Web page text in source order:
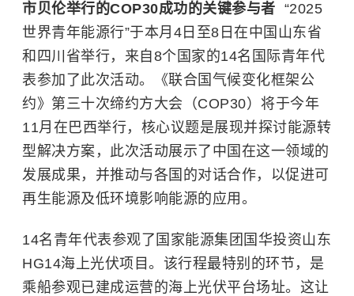
市贝伦举行的COP30成功的关键参与者 “2025
世界青年能源行”于本月4日至8日在中国山东省
和四川省举行，来自8个国家的14名国际青年代
表参加了此次活动。《联合国气候变化框架公
约》第三十次缔约方大会（COP30）将于今年
11月在巴西举行，核心议题是展现并探讨能源转
型解决方案，此次活动展示了中国在这一领域的
发展成果，并推动与各国的对话合作，以促进可
再生能源及低环境影响能源的应用。
14名青年代表参观了国家能源集团国华投资山东
HG14海上光伏项目。该行程最特别的环节，是
乘船参观已建成运营的海上光伏平台场址。这让